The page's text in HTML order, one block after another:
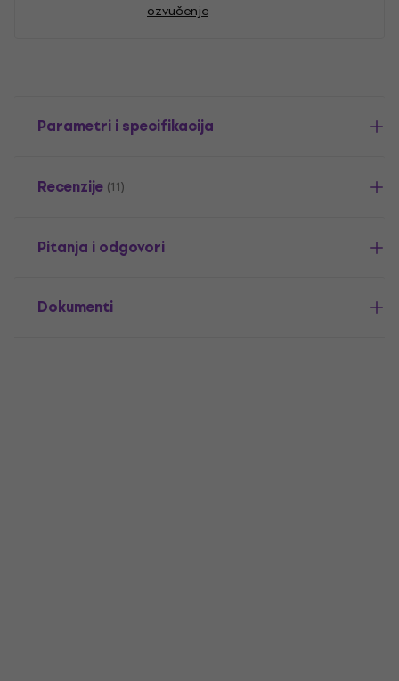
ozvučenje
Parametri i specifikacija
Recenzije (11)
Pitanja i odgovori
Dokumenti